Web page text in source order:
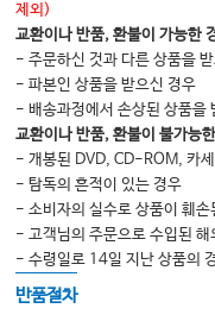
1 임상 정보학 소개
2 전자 건강 기록
3 데이터 수집 및 분석
4 필수 지원 도구 및 기술
5 의학에서의 소셜 미디어
6 응급의료의 신기술과 응용
[부록 1] SCH 재난의학센터 응
Chapter 5 대화록
제외)
교환이나 반품, 환불이 가능한
- 주문하신 것과 다른 상품을
- 파본인 상품을 받으신 경우
- 배송과정에서 손상된 상품을
교환이나 반품, 환불이 불가능
- 개봉된 DVD, CD-ROM, 카
- 탐독의 흔적이 있는 경우
- 소비자의 실수로 상품이 훼손
- 고객님의 주문으로 수입된 해
- 수령일로 14일 지난 상품의
반품절차